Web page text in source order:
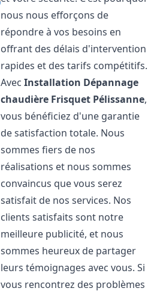
nous nous efforçons de
répondre à vos besoins en
offrant des délais d'intervention
rapides et des tarifs compétitifs.
AvecInstallation Dépannage
chaudière Frisquet Pélissanne,
vous bénéficiez d'une garantie
de satisfaction totale. Nous
sommes fiers de nos
réalisations et nous sommes
convaincus que vous serez
satisfait de nos services. Nos
clients satisfaits sont notre
meilleure publicité, et nous
sommes heureux de partager
leurs témoignages avec vous. Si
vous rencontrez des problèmes